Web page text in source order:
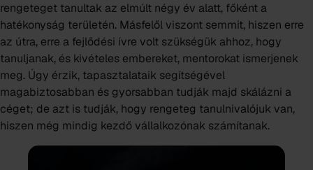
rengeteget tanultak az elmúlt négy év alatt, főként a
hatékonyság területén. Másfelől viszont semmit, hiszen erre
az útra, erre a fejlődési ívre volt szükségük ahhoz, hogy
tanuljanak, és kivételes embereket, mentorokat ismerjenek
meg. Úgy érzik, tapasztalataik segítségével
magabiztosabban és gyorsabban tudják majd skálázni a
céget; de azt is tudják, hogy rengeteg tanulnivalójuk van,
hiszen még mindig kezdő vállalkozónak számítanak.